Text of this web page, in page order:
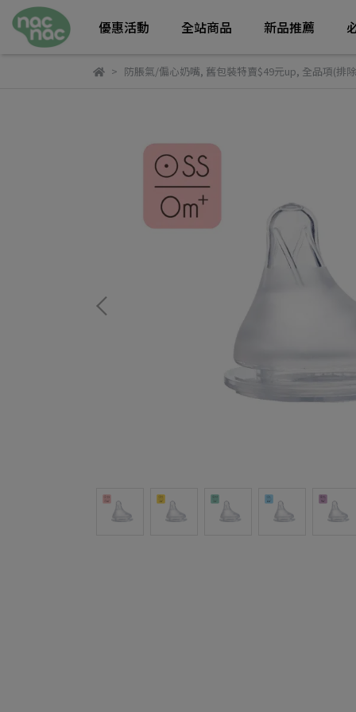
優惠活動 全站商品 新品推薦
防脹氣/偏心奶嘴, 舊包裝特賣$49元up, 全品項(排